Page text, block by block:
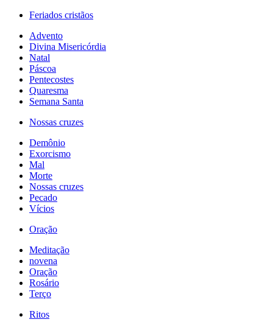
Feriados cristãos
Advento
Divina Misericórdia
Natal
Páscoa
Pentecostes
Quaresma
Semana Santa
Nossas cruzes
Demônio
Exorcismo
Mal
Morte
Nossas cruzes
Pecado
Vícios
Oração
Meditação
novena
Oração
Rosário
Terço
Ritos